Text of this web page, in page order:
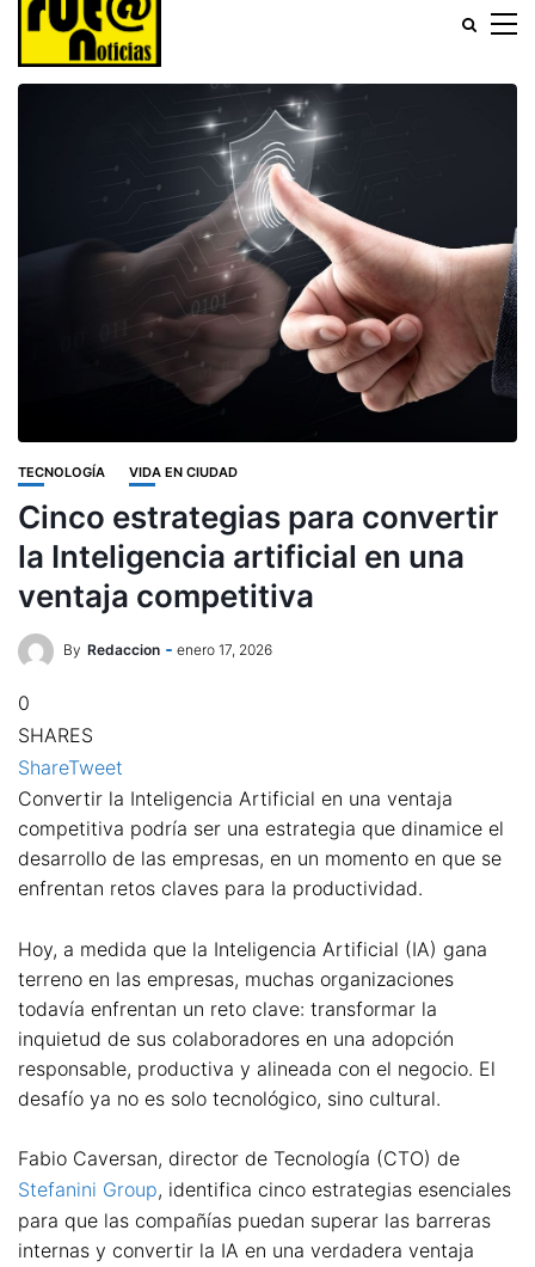
TECNOLOGÍA VIDA EN CIUDAD
Cinco estrategias para convertir
la Inteligencia artificial en una
ventaja competitiva
By Redaccion enero 17, 2026
0
SHARES
ShareTweet
Convertir la Inteligencia Artificial en una ventaja
competitiva podría ser una estrategia que dinamice el
desarrollo de las empresas, en un momento en que se
enfrentan retos claves para la productividad.
Hoy, a medida que la Inteligencia Artificial (IA) gana
terreno en las empresas, muchas organizaciones
todavía enfrentan un reto clave: transformar la
inquietud de sus colaboradores en una adopción
responsable, productiva y alineada con el negocio. El
desafío ya no es solo tecnológico, sino cultural.
Fabio Caversan, director de Tecnología (CTO) de
Stefanini Group, identifica cinco estrategias esenciales
para que las compañías puedan superar las barreras
internas y convertir la IA en una verdadera ventaja